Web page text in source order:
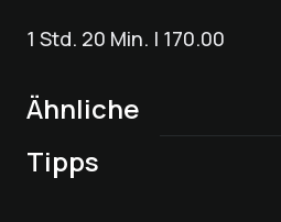
1 Std. 20 Min. | 170.00
Ähnliche
Tipps
Craniosacral-
Behandlung
Massage | 25 Min.